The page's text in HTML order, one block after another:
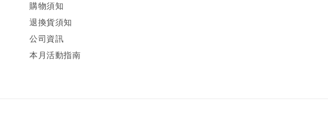
購物須知
退換貨須知
公司資訊
本月活動指南